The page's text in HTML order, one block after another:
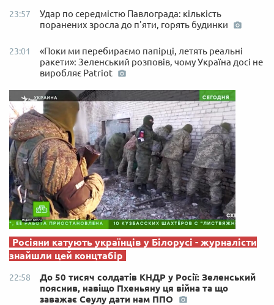
23:57
Удар по середмістю Павлограда: кількість
поранених зросла до п'яти, горять будинки
23:01
«Поки ми перебираємо папірці, летять реальні
ракети»: Зеленський розповів, чому Україна досі не
виробляє Patriot
Росіяни катують українців у Білорусі - журналісти
знайшли цей концтабір
22:58
До 50 тисяч солдатів КНДР у Росії: Зеленський
пояснив, навіщо Пхеньяну ця війна та що
заважає Сеулу дати нам ППО